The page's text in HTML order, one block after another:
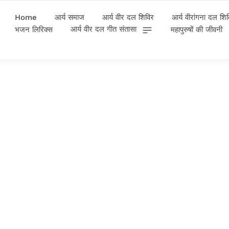
Home आर्य समाज आर्य वीर दल शिविर
आर्य वीरांगना दल
भजन लिरिक्स
आर्य वीर दल गीत संतासा महापुरुषों की जीवनी